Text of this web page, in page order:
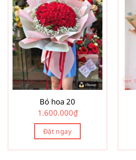
Bó hoa 20
1.600.000₫
Đặt ngay